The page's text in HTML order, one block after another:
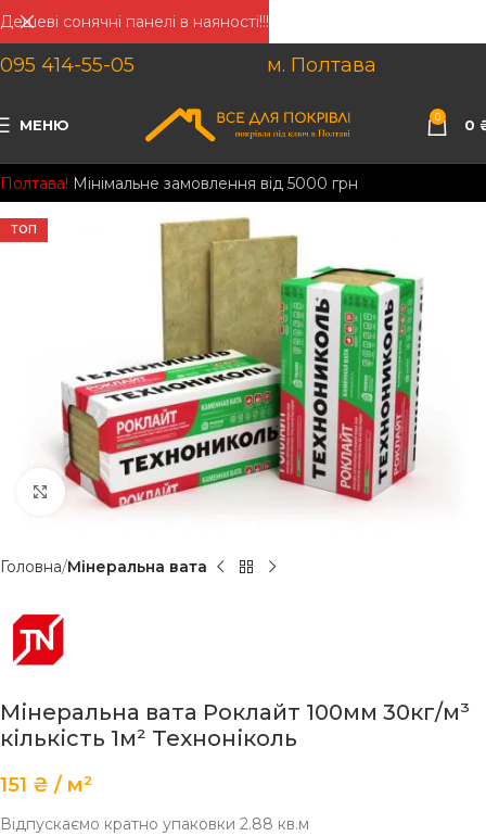
095 414-55-05 м. Полтава
МЕНЮ 0 0
Полтава! Мінімальне замовлення від 5000 грн
ТОП
Клацніть, щоб збільшити
Головна Мінеральна вата
Мінеральна вата Роклайт 100мм 30кг/м³
кількість 1м² Техноніколь
151 ₴ м²
Відпускаємо кратно упаковки 2.88 кв.м
Дешеві сонячні панелі в наяності!!!